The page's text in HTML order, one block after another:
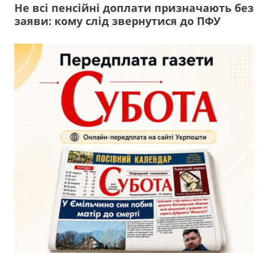
Не всі пенсійні доплати призначають без
заяви: кому слід звернутися до ПФУ